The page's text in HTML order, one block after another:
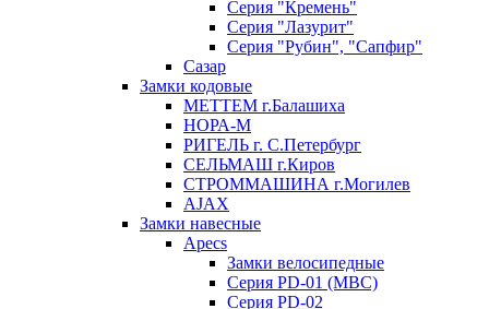
Серия "Кремень"
Серия "Лазурит"
Серия "Рубин", "Сапфир"
Сазар
Замки кодовые
МЕТТЕМ г.Балашиха
НОРА-М
РИГЕЛЬ г. С.Петербург
СЕЛЬМАШ г.Киров
СТРОММАШИНА г.Могилев
AJAX
Замки навесные
Apecs
Замки велосипедные
Серия PD-01 (МВС)
Серия PD-02